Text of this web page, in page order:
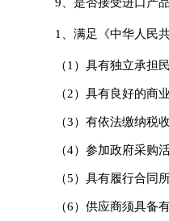
1、满足《中华人民
（1 ） 具有独立承担
（2） 具有良好的商
（3） 有依法缴纳税
（4） 参加政府采购
（5） 具有履行合同
（6） 供应商须具备